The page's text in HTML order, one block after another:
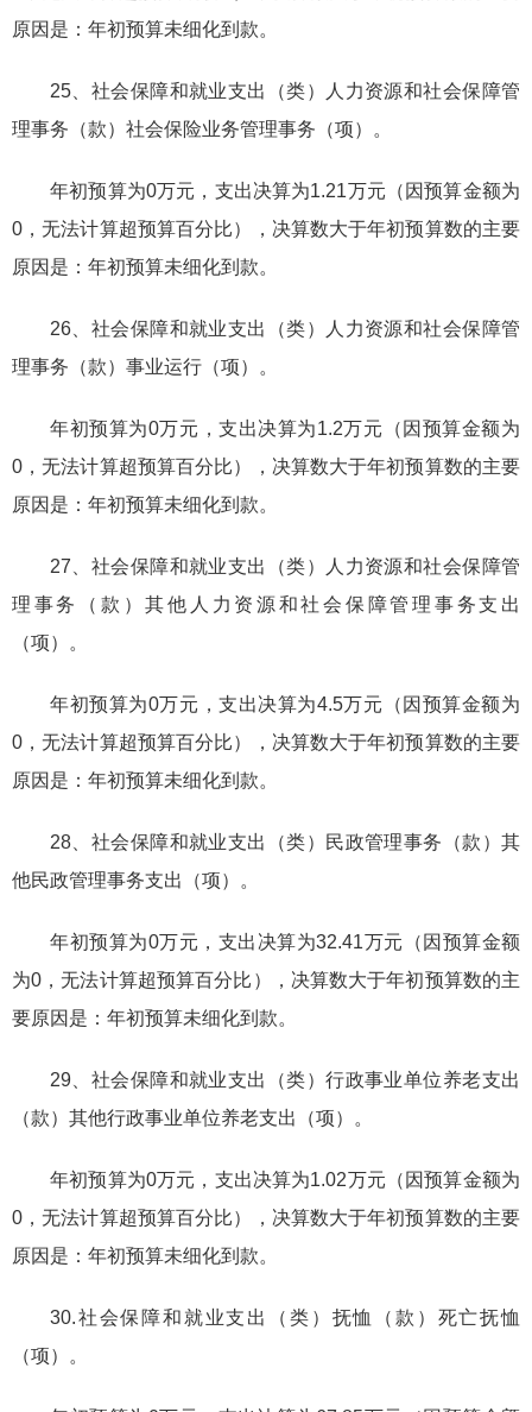
原因是：年初预算未细化到款。
25、社会保障和就业支出（类）人力资源和社会保障管
理事务（款）社会保险业务管理事务（项）。
年初预算为0万元，支出决算为1.21万元（因预算金额为
0，无法计算超预算百分比），决算数大于年初预算数的主要
原因是：年初预算未细化到款。
26、社会保障和就业支出（类）人力资源和社会保障管
理事务（款）事业运行（项）。
年初预算为0万元，支出决算为1.2万元（因预算金额为
0，无法计算超预算百分比），决算数大于年初预算数的主要
原因是：年初预算未细化到款。
27、社会保障和就业支出（类）人力资源和社会保障管
理事务（款）其他人力资源和社会保障管理事务支出
（项）。
年初预算为0万元，支出决算为4.5万元（因预算金额为
0，无法计算超预算百分比），决算数大于年初预算数的主要
原因是：年初预算未细化到款。
28、社会保障和就业支出（类）民政管理事务（款）其
他民政管理事务支出（项）。
年初预算为0万元，支出决算为32.41万元（因预算金额
为0，无法计算超预算百分比），决算数大于年初预算数的主
要原因是：年初预算未细化到款。
29、社会保障和就业支出（类）行政事业单位养老支出
（款）其他行政事业单位养老支出（项）。
年初预算为0万元，支出决算为1.02万元（因预算金额为
0，无法计算超预算百分比），决算数大于年初预算数的主要
原因是：年初预算未细化到款。
30.社会保障和就业支出（类）抚恤（款）死亡抚恤
（项）。